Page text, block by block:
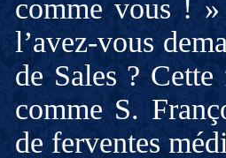
comme vous !
l’avez-vous
de Sales ?
comme S.
de ferventes